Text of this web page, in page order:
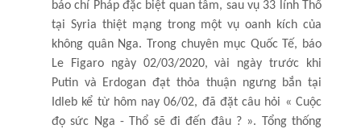
báo chí Pháp đặc biệt quan tâm, sau vụ 33 lính Thổ
tại Syria thiệt mạng trong một vụ oanh kích của
không quân Nga. Trong chuyên mục Quốc Tế, báo
Le Figaro ngày 02/03/2020, vài ngày trước khi
Putin và Erdogan đạt thỏa thuận ngưng bắn tại
Idleb kể từ hôm nay 06/02, đã đặt câu hỏi « Cuộc
đọ sức Nga - Thổ sẽ đi đến đâu ? ». Tổng thống